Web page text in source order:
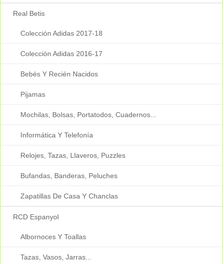
Real Betis
Colección Adidas 2017-18
Colección Adidas 2016-17
Bebés Y Recién Nacidos
Pijamas
Mochilas, Bolsas, Portatodos, Cuadernos...
Informática Y Telefonía
Relojes, Tazas, Llaveros, Puzzles
Bufandas, Banderas, Peluches
Zapatillas De Casa Y Chanclas
RCD Espanyol
Albornoces Y Toallas
Tazas, Vasos, Jarras...